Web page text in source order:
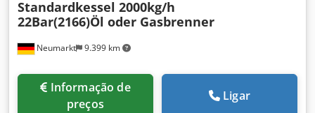
Neumarkt 9.399 km
Standardkessel 2000kg/h
22Bar(2166)Öl oder Gasbrenner
preços
Ligar